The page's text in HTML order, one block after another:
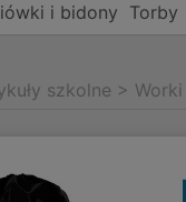
i bidony Torby
szkolne >